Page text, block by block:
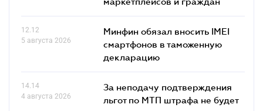
12.12
5 августа 2026
Минфин обязал вносить IMEI
смартфонов в таможенную
декларацию
14.14
4 августа 2026
За неподачу подтверждения
льгот по МТП штрафа не будет